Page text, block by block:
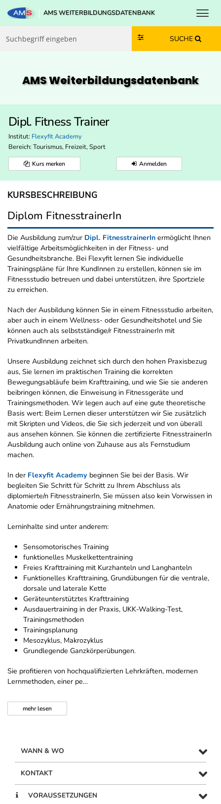
Zum Inhalt springen
Zum Navmenü springen
Zur Suche springen
Zur Footer springen
AMS WEITERBILDUNGSDATENBANK
SUCHE
AMS Weiterbildungs­datenbank
Dipl. Fitness Trainer
Institut: Flexyfit Academy
Bereich: Tourismus, Freizeit, Sport
Kurs merken Anmelden
KURSBESCHREIBUNG
Diplom FitnesstrainerIn
Die Ausbildung zum/zur Dipl. FitnesstrainerIn ermöglicht Ihnen
vielfältige Arbeitsmöglichkeiten in der Fitness- und
Gesundheitsbranche. Bei Flexyfit lernen Sie individuelle
Trainingspläne für Ihre KundInnen zu erstellen, können sie im
Fitnessstudio betreuen und dabei unterstützen, ihre Sportziele
zu erreichen.
Nach der Ausbildung können Sie in einem Fitnessstudio arbeiten,
aber auch in einem Wellness- oder Gesundheitshotel und Sie
können auch als selbstständige/r FitnesstrainerIn mit
PrivatkundInnen arbeiten.
Unsere Ausbildung zeichnet sich durch den hohen Praxisbezug
aus, Sie lernen im praktischen Training die korrekten
Bewegungsabläufe beim Krafttraining, und wie Sie sie anderen
beibringen können, die Einweisung in Fitnessgeräte und
Trainingsmethoden. Wir legen auch auf eine gute theoretische
Basis wert: Beim Lernen dieser unterstützen wir Sie zusätzlich
mit Skripten und Videos, die Sie sich jederzeit und von überall
aus ansehen können. Sie können die zertifizierte FitnesstrainerIn
Ausbildung auch online von Zuhause aus als Fernstudium
machen.
In der Flexyfit Academy beginnen Sie bei der Basis. Wir
begleiten Sie Schritt für Schritt zu Ihrem Abschluss als
diplomierte/n FitnesstrainerIn, Sie müssen also kein Vorwissen in
Anatomie oder Ernährungstraining mitnehmen.
Lerninhalte sind unter anderem:
Sensomotorisches Training
funktionelles Muskelkettentraining
Freies Krafttraining mit Kurzhanteln und Langhanteln
Funktionelles Krafttraining, Grundübungen für die ventrale,
dorsale und laterale Kette
Geräteunterstütztes Krafttraining
Ausdauertraining in der Praxis, UKK-Walking-Test,
Trainingsmethoden
Trainingsplanung
Mesozyklus, Makrozyklus
Grundlegende Ganzkörperübungen.
Sie profitieren von hochqualifizierten Lehrkräften, modernen
Lernmethoden, einer pe…
mehrlesen
WANN & WO
KONTAKT
VORAUSSETZUNGEN